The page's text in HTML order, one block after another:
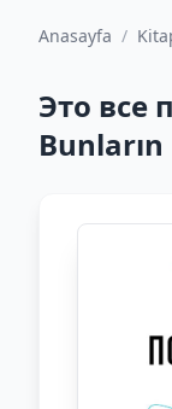
Anasayfa /
Это все